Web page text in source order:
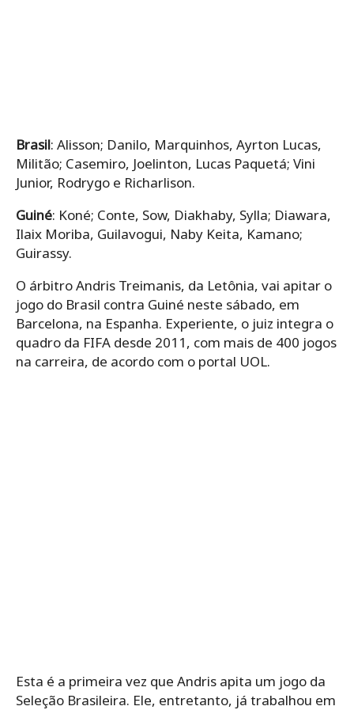
Brasil: Alisson; Danilo, Marquinhos, Ayrton Lucas,
Militão; Casemiro, Joelinton, Lucas Paquetá; Vini
Junior, Rodrygo e Richarlison.
Guiné: Koné; Conte, Sow, Diakhaby, Sylla; Diawara,
Ilaix Moriba, Guilavogui, Naby Keita, Kamano;
Guirassy.
O árbitro Andris Treimanis, da Letônia, vai apitar o
jogo do Brasil contra Guiné neste sábado, em
Barcelona, na Espanha. Experiente, o juiz integra o
quadro da FIFA desde 2011, com mais de 400 jogos
na carreira, de acordo com o portal UOL.
Esta é a primeira vez que Andris apita um jogo da
Seleção Brasileira. Ele, entretanto, já trabalhou em